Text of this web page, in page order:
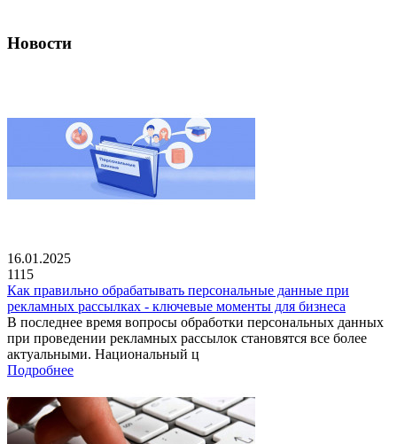
Новости
16.01.2025
1115
Как правильно обрабатывать персональные данные при
рекламных рассылках - ключевые моменты для бизнеса
В последнее время вопросы обработки персональных данных
при проведении рекламных рассылок становятся все более
актуальными. Национальный ц
Подробнее